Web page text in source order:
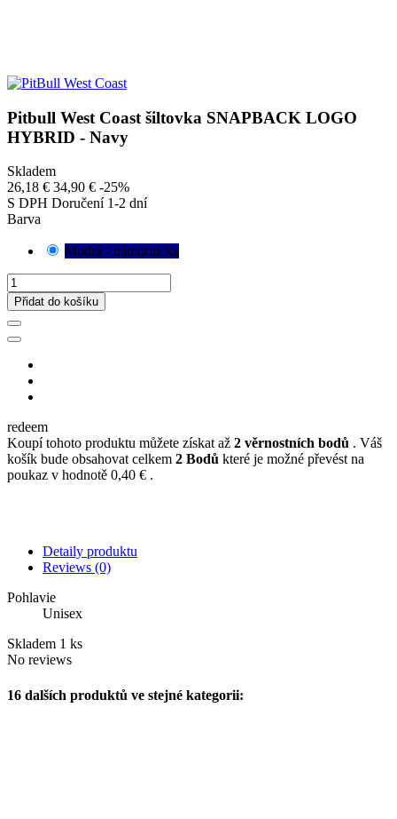
Pitbull West Coast šiltovka SNAPBACK LOGO
HYBRID - Navy
Skladem
26,18 € 34,90 € -25%
S DPH Doručení 1-2 dní
Barva
Modrá - námornícka
Přidat do košíku
redeem
Koupí tohoto produktu můžete získat až 2 věrnostních bodů . Váš
košík bude obsahovat celkem 2 Bodů které je možné převést na
poukaz v hodnotě 0,40 € .
Detaily produktu
Reviews (0)
Pohlavie
Unisex
Skladem 1 ks
No reviews
16 dalších produktů ve stejné kategorii: